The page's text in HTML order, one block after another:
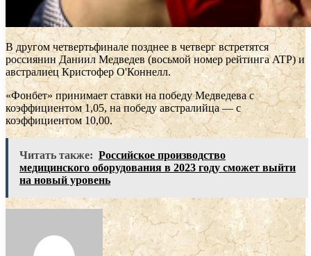
В другом четвертьфинале позднее в четверг встретятся
россиянин Даниил Медведев (восьмой номер рейтинга ATP) и
австралиец Кристофер О'Коннелл.
«Фонбет» принимает ставки на победу Медведева с
коэффициентом 1,05, на победу австралийца — с
коэффициентом 10,00.
Читать также: Российское производство
медицинского оборудования в 2023 году сможет выйти
на новый уровень